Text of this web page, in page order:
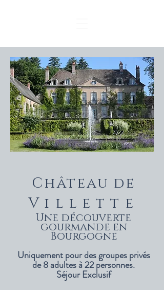
Château de
Villette
Une découverte
gourmande en
Bourgogne
Uniquement pour des groupes privés
de 8 adultes à 22 personnes.
Séjour Exclusif